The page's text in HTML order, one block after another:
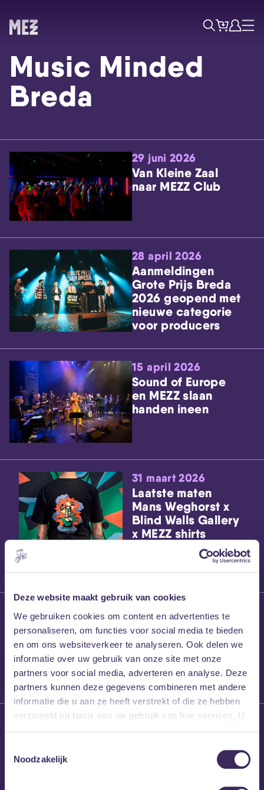
Deze website maakt gebruik van cookies
We gebruiken cookies om content en advertenties te
personaliseren, om functies voor social media te bieden
en om ons websiteverkeer te analyseren. Ook delen we
informatie over uw gebruik van onze site met onze
partners voor social media, adverteren en analyse. Deze
partners kunnen deze gegevens combineren met andere
informatie die u aan ze heeft verstrekt of die ze hebben
verzameld op basis van uw gebruik van hun services. U
Noodzakelijk
Skip navigatie
ZoekTicketsAccount
Menu
Music Minded
Breda
29 juni 2026
Van Kleine Zaal
naar MEZZ Club
28 april 2026
Aanmeldingen
Grote Prijs Breda
2026 geopend met
nieuwe categorie
voor producers
15 april 2026
Sound of Europe
en MEZZ slaan
handen ineen
31 maart 2026
Laatste maten
Mans Weghorst x
Blind Walls Gallery
x MEZZ shirts
27 maart 2026
Willem’s Blog:
Frans Kalf
26 maart 2026